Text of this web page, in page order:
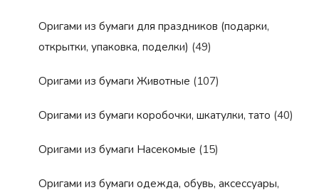
Оригами из бумаги для праздников (подарки,
открытки, упаковка, поделки) (49)
Оригами из бумаги Животные (107)
Оригами из бумаги коробочки, шкатулки, тато (40)
Оригами из бумаги Насекомые (15)
Оригами из бумаги одежда, обувь, аксессуары,